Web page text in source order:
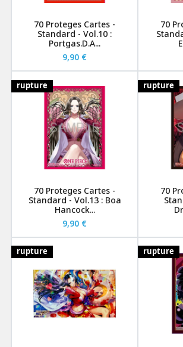
70 Proteges Cartes -
Standard - Vol.10 :
Portgas.D.A...
9,90 €
70
rupture
70 Proteges Cartes -
Standard - Vol.13 : Boa
Hancock...
9,90 €
rupture
70
rupture rupture